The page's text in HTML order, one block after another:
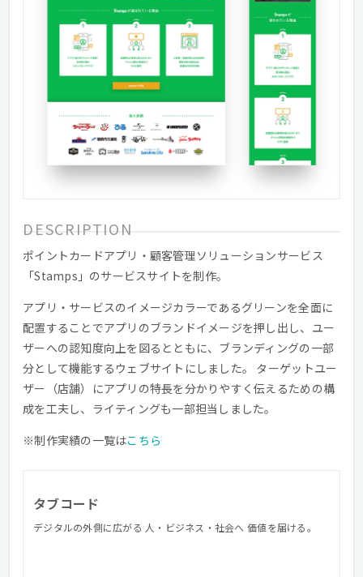
DESCRIPTION
ポイントカードアプリ・顧客管理ソリューションサービス
「Stamps」のサービスサイトを制作。
アプリ・サービスのイメージカラーであるグリーンを全面に
配置することでアプリのブランドイメージを押し出し、ユー
ザーへの認知度向上を図るとともに、ブランディングの一部
分として機能するウェブサイトにしました。 ターゲットユー
ザー（店舗）にアプリの特長を分かりやすく伝えるための構
成を工夫し、ライティングも一部担当しました。
※制作実績の一覧はこちら
タブコード
デジタルの外側に広がる 人・ビジネス・社会へ 価値を届ける。